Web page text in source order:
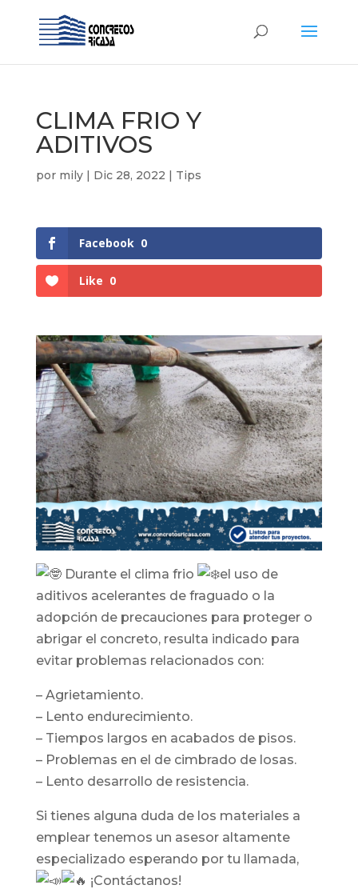
CLIMA FRIO Y
ADITIVOS
por mily| Dic 28, 2022 | Tips
Facebook 0
Like 0
Durante el clima frio
el uso de
aditivos acelerantes de fraguado o la
adopción de precauciones para proteger o
abrigar el concreto, resulta indicado para
evitar problemas relacionados con:
– Agrietamiento.
– Lento endurecimiento.
– Tiempos largos en acabados de pisos.
– Problemas en el de cimbrado de losas.
– Lento desarrollo de resistencia.
Si tienes alguna duda de los materiales a
emplear tenemos un asesor altamente
especializado esperando por tu llamada,
¡Contáctanos!